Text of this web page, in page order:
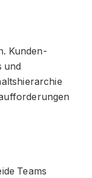
Kunden-
und
Teams